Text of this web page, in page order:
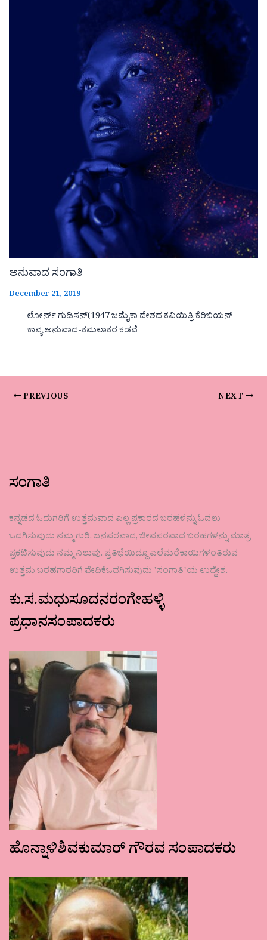
ಅನುವಾದ ಸಂಗಾತಿ
December 21, 2019
ಲೋರ್ನ್ ಗುಡಿಸನ್(1947 ಜಮೈಕಾ ದೇಶದ ಕವಿಯಿತ್ರಿ ಕೆರಿಬಿಯನ್
ಕಾವ್ಯ ಅನುವಾದ-ಕಮಲಾಕರ ಕಡವೆ
PREVIOUS NEXT
ಸಂಗಾತಿ
ಕನ್ನಡದ ಓದುಗರಿಗೆ ಉತ್ತಮವಾದ ಎಲ್ಲ ಪ್ರಕಾರದ ಬರಹಳನ್ನು ಓದಲು
ಒದಗಿಸುವುದು ನಮ್ಮ ಗುರಿ. ಜನಪರವಾದ, ಜೀವಪರವಾದ ಬರಹಗಳನ್ನು ಮಾತ್ರ
ಪ್ರಕಟಿಸುವುದು ನಮ್ಮ ನಿಲುವು. ಪ್ರತಿಭೆಯಿದ್ದೂ ಎಲೆಮರೆಕಾಯಿಗಳಂತಿರುವ
ಉತ್ತಮ ಬರಹಗಾರರಿಗೆ ವೇದಿಕೆಒದಗಿಸುವುದು ʼಸಂಗಾತಿʼಯ ಉದ್ದೇಶ.
ಕು.ಸ.ಮಧುಸೂದನರಂಗೇಹಳ್ಳಿ
ಪ್ರಧಾನಸಂಪಾದಕರು
ಹೊನ್ನಾಳಿಶಿವಕುಮಾರ್ ಗೌರವ ಸಂಪಾದಕರು